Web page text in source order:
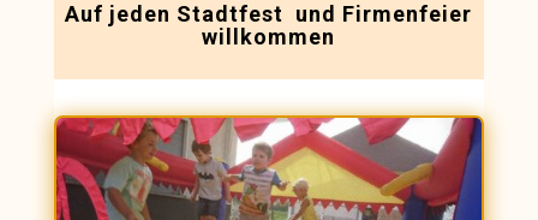
Auf jeden Stadtfest und Firmenfeier
willkommen